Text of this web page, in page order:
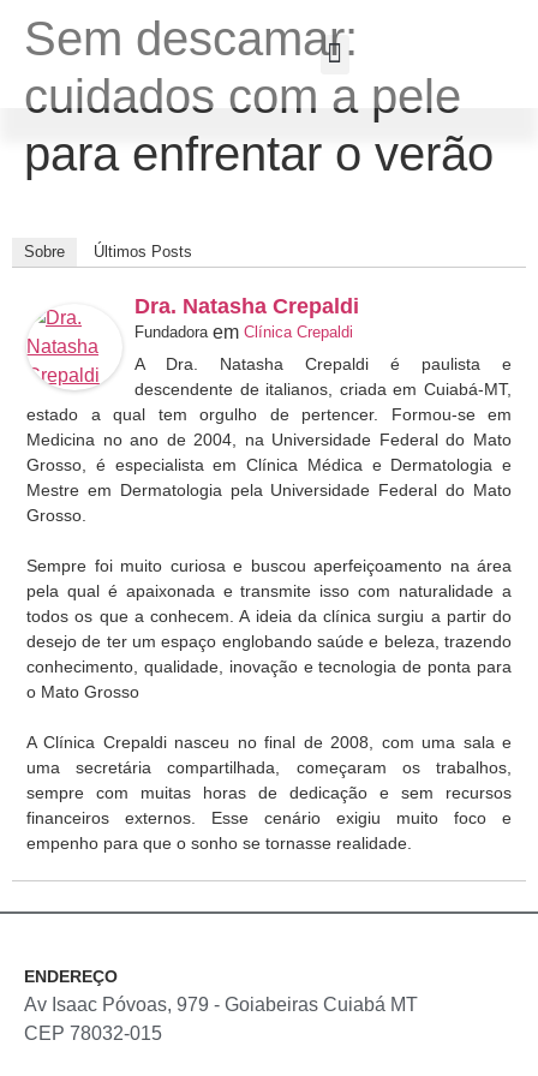
Sem descamar:
cuidados com a pele
para enfrentar o verão
Sobre Últimos Posts
Dra. Natasha Crepaldi
Fundadoraem Clínica Crepaldi
A Dra. Natasha Crepaldi é paulista e
descendente de italianos, criada em Cuiabá-MT,
estado a qual tem orgulho de pertencer. Formou-se em
Medicina no ano de 2004, na Universidade Federal do Mato
Grosso, é especialista em Clínica Médica e Dermatologia e
Mestre em Dermatologia pela Universidade Federal do Mato
Grosso.
Sempre foi muito curiosa e buscou aperfeiçoamento na área
pela qual é apaixonada e transmite isso com naturalidade a
todos os que a conhecem. A ideia da clínica surgiu a partir do
desejo de ter um espaço englobando saúde e beleza, trazendo
conhecimento, qualidade, inovação e tecnologia de ponta para
o Mato Grosso
A Clínica Crepaldi nasceu no final de 2008, com uma sala e
uma secretária compartilhada, começaram os trabalhos,
sempre com muitas horas de dedicação e sem recursos
financeiros externos. Esse cenário exigiu muito foco e
empenho para que o sonho se tornasse realidade.
ENDEREÇO
Av Isaac Póvoas, 979 - Goiabeiras Cuiabá MT
CEP 78032-015